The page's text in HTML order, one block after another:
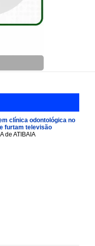
clínica odontológica no
furtam televisão
de ATIBAIA